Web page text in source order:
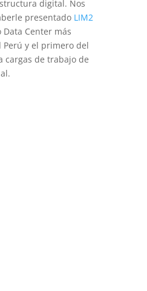
digital. Nos
presentadoLIM2
Data Center más
y el primero del
cargas de trabajo de